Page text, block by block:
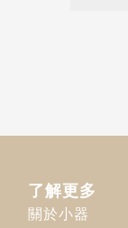
了解更多
關於小器